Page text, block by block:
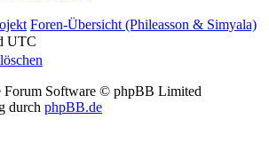
Foren-Übersicht (Phileasson & Simyala)
UTC
Software © phpBB Limited
durch phpBB.de